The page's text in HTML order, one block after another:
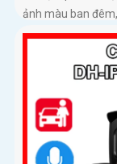
ảnh màu ban
âm và khả năng
bảo giám sát
512GB và chuẩn